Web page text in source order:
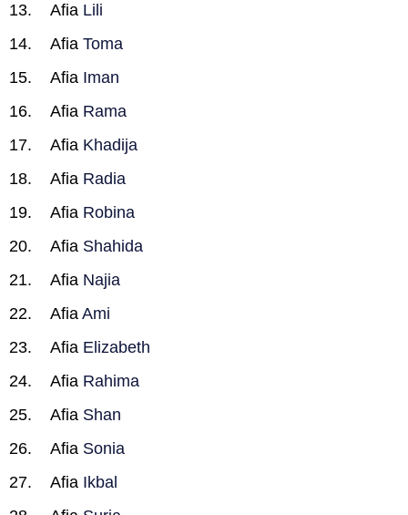
Afia Lili
Afia Toma
Afia Iman
Afia Rama
Afia Khadija
Afia Radia
Afia Robina
Afia Shahida
Afia Najia
Afia Ami
Afia Elizabeth
Afia Rahima
Afia Shan
Afia Sonia
Afia Ikbal